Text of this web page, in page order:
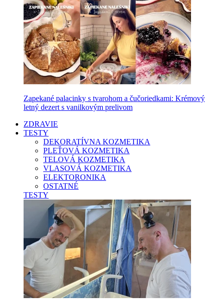
Zapekané palacinky s tvarohom a čučoriedkami: Krémový
letný dezert s vanilkovým prelivom
ZDRAVIE
TESTY
DEKORATÍVNA KOZMETIKA
PLEŤOVÁ KOZMETIKA
TELOVÁ KOZMETIKA
VLASOVÁ KOZMETIKA
ELEKTORONIKA
OSTATNÉ
TESTY